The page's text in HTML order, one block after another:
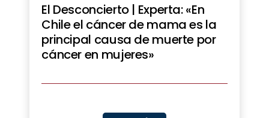
El Desconcierto | Experta: «En
Chile el cáncer de mama es la
principal causa de muerte por
cáncer en mujeres»